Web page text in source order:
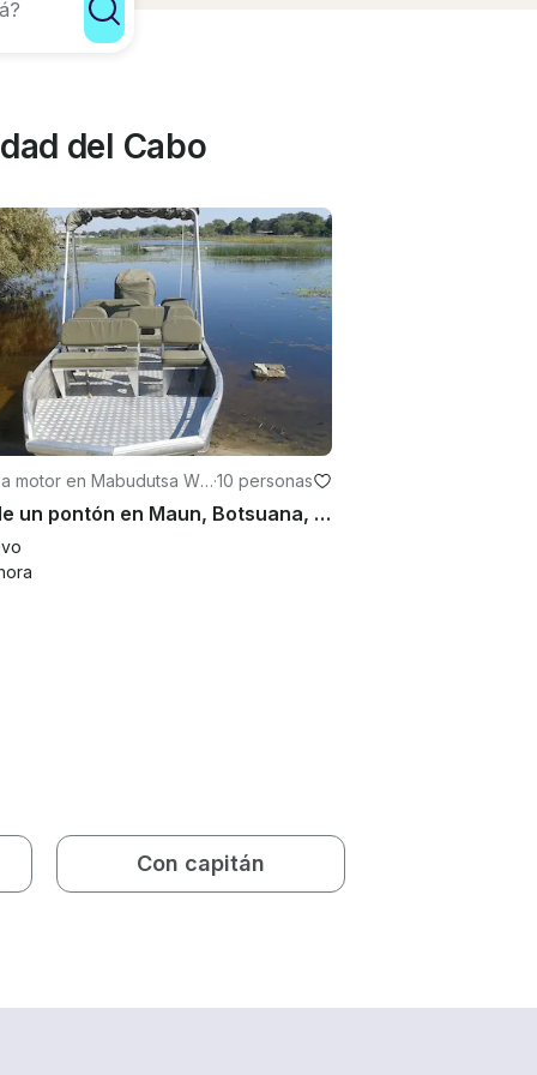
del Cabo
motor en Mabudutsa Wa ·10 personas
Alquile un pontón en Maun, Botsuana, para hasta 10 personas
Con capitán